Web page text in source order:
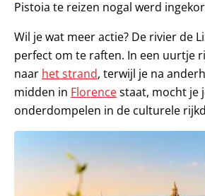
Pistoia te reizen nogal werd
Wil je wat meer actie? De rivier de
perfect om te raften. In een uurtje
naar het strand, terwijl je na
midden in Florencestaat, mocht je
onderdompelen in de culturele